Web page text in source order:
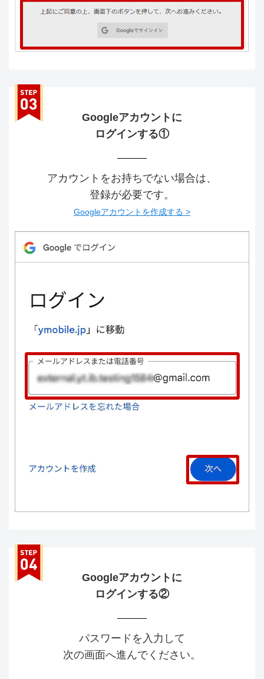
Googleアカウントに
ログインする①
アカウントをお持ちでない場合は、
登録が必要です。
Googleアカウントを作成する >
Googleアカウントに
ログインする②
パスワードを入力して
次の画面へ進んでください。